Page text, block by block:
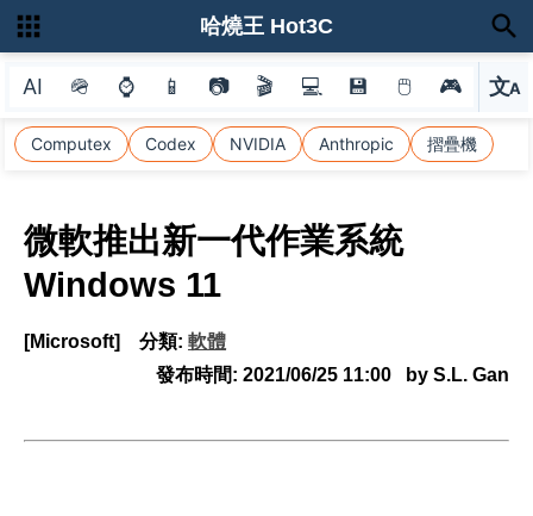
AI 🪖 ⌚ 📱 📷 🎬 💻 💾 🖱 🎮 文A
選
Computex Codex NVIDIA Anthropic 摺疊機
哈燒王 Hot3C
微軟推出新一代作業系統
Windows 11
[Microsoft] 分類: 軟體
發布時間: 2021/06/25 11:00 by S.L. Gan